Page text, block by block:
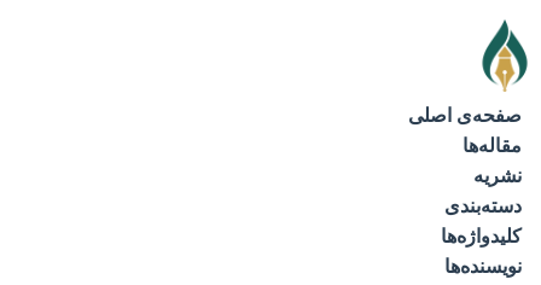
صفحه‌ی اصلی
مقاله‌ها
نشریه
دسته‌بندی
کلیدواژه‌ها
نویسنده‌ها